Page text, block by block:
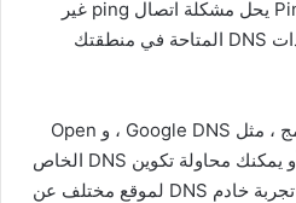
اللعبة أكثر سلاسة Ping Booster يحل مشكلة اتصال ping غير
المستقر قم بتعيين أفضل إعدادات DNS المتاحة في منطقتك
استخدم DNS الافتراضي المدمج ، مثل Google DNS ، و Open
DNS ، و CloudFlare DNS ، أو يمكنك محاولة تكوين DNS الخاص
بك يدويًا هذا مفيد إذا كنت تريد تجربة خادم DNS لموقع مختلف عن